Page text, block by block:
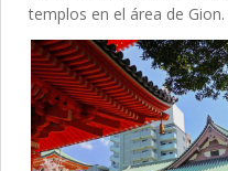
templos en el área de Gion.